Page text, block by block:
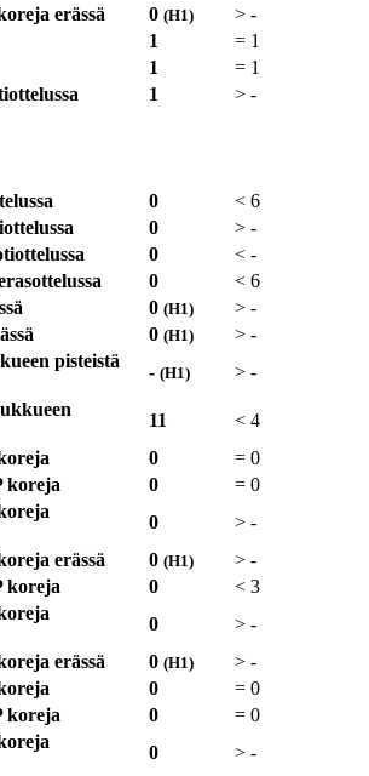
erässä
0 (H1) > -
1 = 1
1 = 1
1 > -
0 < 6
0 > -
0 < -
0 < 6
0 (H1) > -
0 (H1) > -
pisteistä
- (H1) > -
11 < 4
0 = 0
koreja
0 = 0
0 > -
erässä
0 (H1) > -
koreja
0 < 3
0 > -
erässä
0 (H1) > -
0 = 0
koreja
0 = 0
0 > -